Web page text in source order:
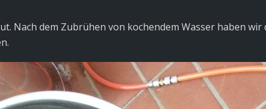
Nach dem Zubrühen von kochendem Wasser haben wir